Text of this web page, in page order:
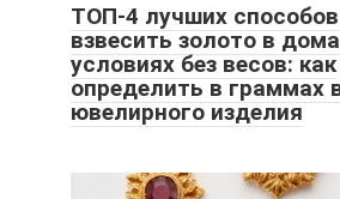
ТОП-4 лучших
взвесить золото в
условиях без весов: как
определить в граммах
ювелирного изделия